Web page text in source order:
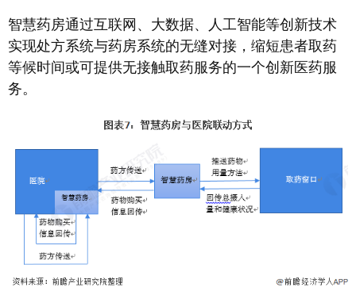
智慧药房通过互联网、大数据、人工智能等创新技术
实现处方系统与药房系统的无缝对接，缩短患者取药
等候时间或可提供无接触取药服务的一个创新医药服
务。